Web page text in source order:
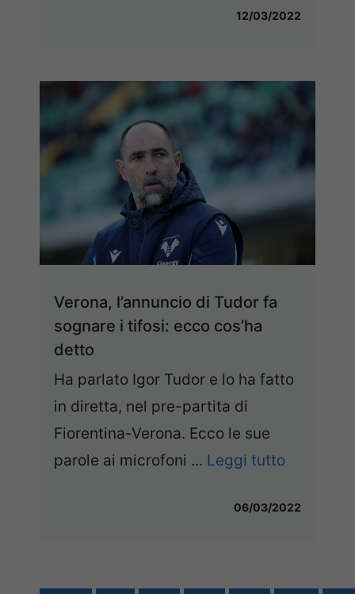
12/03/2022
Verona, l’annuncio di Tudor fa
sognare i tifosi: ecco cos’ha
detto
Ha parlato Igor Tudor e lo ha fatto
in diretta, nel pre-partita di
Fiorentina-Verona. Ecco le sue
parole ai microfoni ... Leggi tutto
06/03/2022